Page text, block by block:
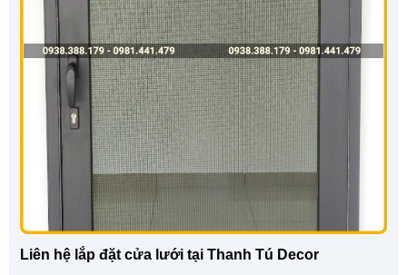
Liên hệ lắp đặt cửa lưới tại Thanh Tú Decor